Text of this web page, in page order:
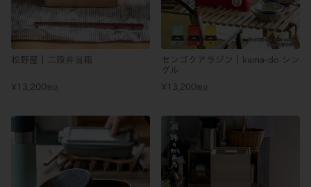
松野屋｜二段弁当箱
¥ 13,200 税込
センゴクアラジン｜kama-do シン
グル
¥ 13,200 税込